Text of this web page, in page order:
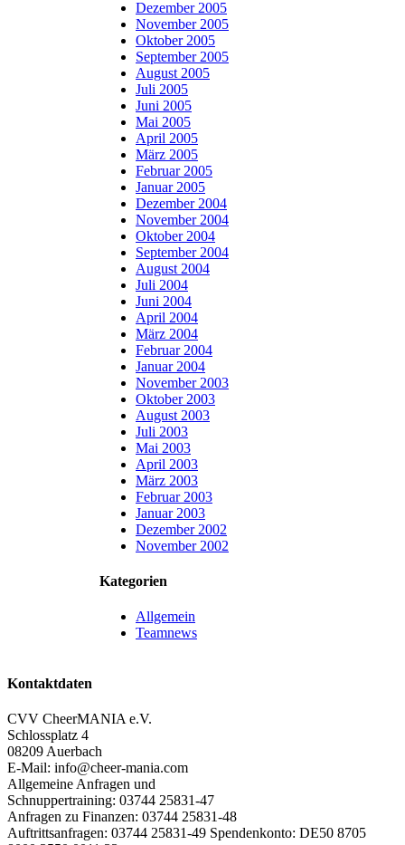
Dezember 2005
November 2005
Oktober 2005
September 2005
August 2005
Juli 2005
Juni 2005
Mai 2005
April 2005
März 2005
Februar 2005
Januar 2005
Dezember 2004
November 2004
Oktober 2004
September 2004
August 2004
Juli 2004
Juni 2004
April 2004
März 2004
Februar 2004
Januar 2004
November 2003
Oktober 2003
August 2003
Juli 2003
Mai 2003
April 2003
März 2003
Februar 2003
Januar 2003
Dezember 2002
November 2002
Kategorien
Allgemein
Teamnews
Kontaktdaten
CVV CheerMANIA e.V.
Schlossplatz 4
08209 Auerbach
E-Mail: info@cheer-mania.com
Allgemeine Anfragen und
Schnuppertraining: 03744 25831-47
Anfragen zu Finanzen: 03744 25831-48
Auftrittsanfragen: 03744 25831-49 Spendenkonto: DE50 8705